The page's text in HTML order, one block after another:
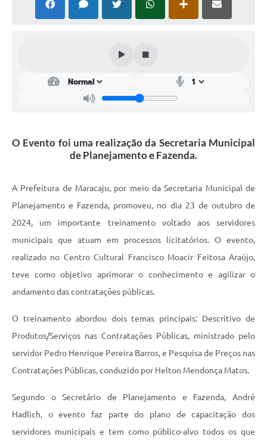
O Evento foi uma realização da Secretaria Municipal
de Planejamento e Fazenda.
A Prefeitura de Maracaju, por meio da Secretaria Municipal de
Planejamento e Fazenda, promoveu, no dia 23 de outubro de
2024, um importante treinamento voltado aos servidores
municipais que atuam em processos licitatórios. O evento,
realizado no Centro Cultural Francisco Moacir Feitosa Araújo,
teve como objetivo aprimorar o conhecimento e agilizar o
andamento das contratações públicas.
O treinamento abordou dois temas principais: Descritivo de
Produtos/Serviços nas Contratações Públicas, ministrado pelo
servidor Pedro Henrique Pereira Barros, e Pesquisa de Preços nas
Contratações Públicas, conduzido por Helton Mendonça Matos.
Segundo o Secretário de Planejamento e Fazenda, André
Hadlich, o evento faz parte do plano de capacitação dos
servidores municipais e tem como público-alvo todos os que